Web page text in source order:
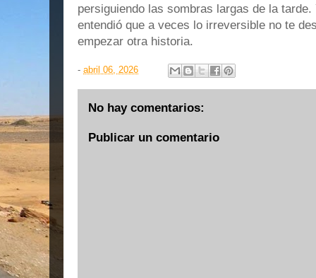
persiguiendo las sombras largas de la
entendió que a veces lo irreversible no te
empezar otra historia.
- abril 06, 2026
No hay comentarios:
Publicar un comentario